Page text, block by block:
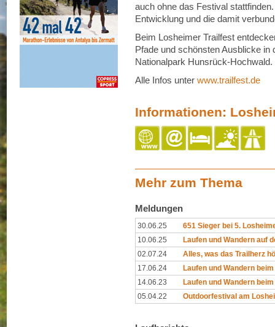
auch ohne das Festival
Entwicklung und die damit
Beim Losheimer Trailfest
Pfade und schönsten Ausblicke in
Nationalpark Hunsrück-Hochwald.
Alle Infos unter www.trailfest.de
Informationen:
Mehr zum Thema
Meldungen
30.06.25
651 Sieger bei 5.
10.06.25
Laufen und Wandern auf
02.07.24
Alles, was das Trailherz
17.06.24
Laufen und Wandern
14.06.23
Laufen und Wandern
05.04.22
Outdoorfestival am